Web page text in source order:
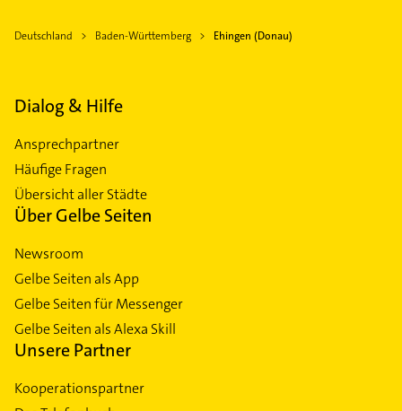
Deutschland Baden-Württemberg Ehingen (Donau)
Dialog & Hilfe
Ansprechpartner
Häufige Fragen
Übersicht aller Städte
Über Gelbe Seiten
Newsroom
Gelbe Seiten als App
Gelbe Seiten für Messenger
Gelbe Seiten als Alexa Skill
Unsere Partner
Kooperationspartner